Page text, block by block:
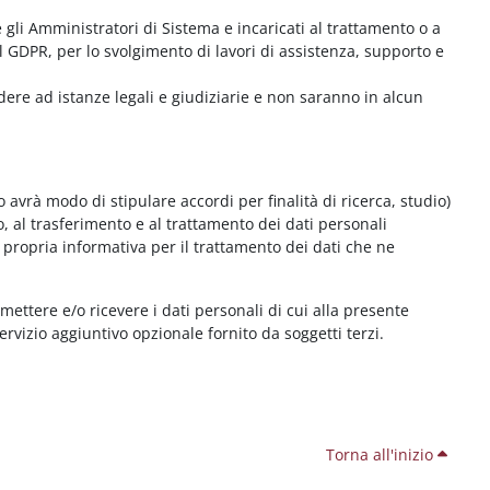
gli Amministratori di Sistema e incaricati al trattamento o a
per lo svolgimento di lavori di assistenza, supporto e
ad istanze legali e giudiziarie e non saranno in alcun
avrà modo di stipulare accordi per finalità di ricerca, studio)
al trasferimento e al trattamento dei dati personali
informativa per il trattamento dei dati che ne
e/o ricevere i dati personali di cui alla presente
aggiuntivo opzionale fornito da soggetti terzi.
Torna all'inizio